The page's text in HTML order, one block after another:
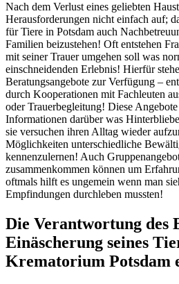
Nach dem Verlust eines geliebten
Herausforderungen nicht einfach auf;
für Tiere in Potsdam auch
Familien beizustehen! Oft entstehen
mit seiner Trauer umgehen soll was
einschneidenden Erlebnis! Hierfür
Beratungsangebote zur Verfügung –
durch Kooperationen mit Fachleuten
oder Trauerbegleitung! Diese
Informationen darüber was
sie versuchen ihren Alltag wieder
Möglichkeiten unterschiedliche
kennenzulernen! Auch
zusammenkommen können um
oftmals hilft es ungemein wenn man
Empfindungen durchleben mussten!
Die Verantwortung des
Einäscherung seines
Krematorium Potsdam